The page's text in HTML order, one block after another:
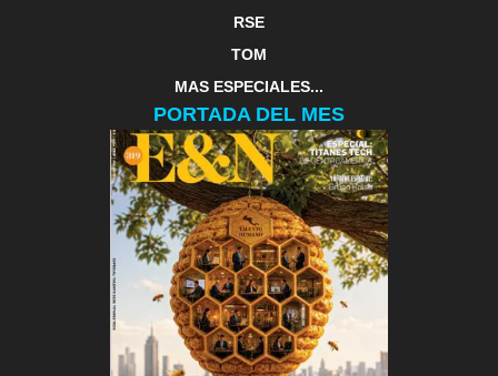
RSE
TOM
MAS ESPECIALES...
PORTADA DEL MES